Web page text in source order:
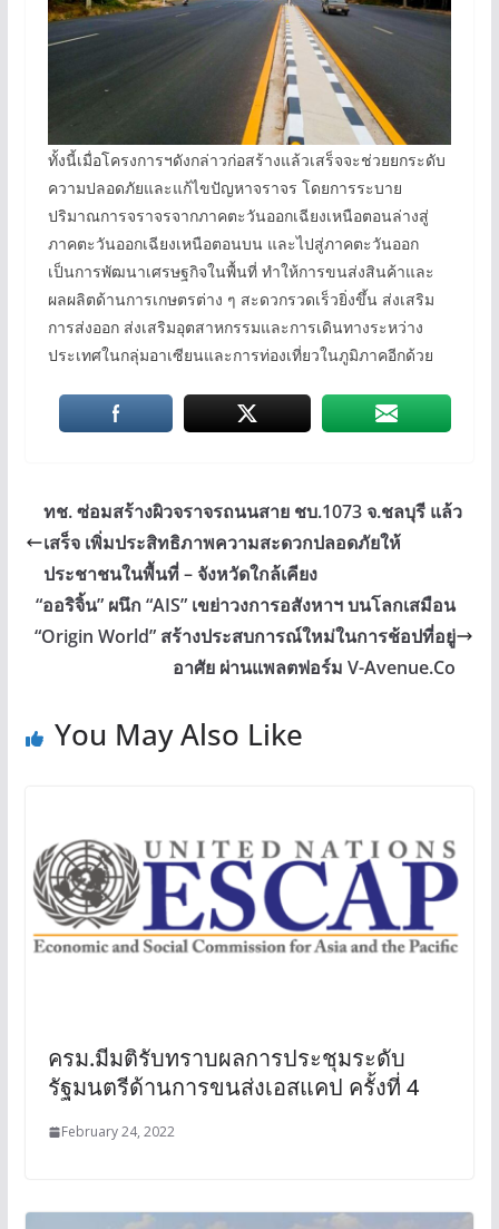
ทั้งนี้เมื่อโครงการฯดังกล่าวก่อสร้างแล้วเสร็จจะช่วยยกระดับ
ความปลอดภัยและแก้ไขปัญหาจราจร โดยการระบาย
ปริมาณการจราจรจากภาคตะวันออกเฉียงเหนือตอนล่างสู่
ภาคตะวันออกเฉียงเหนือตอนบน และไปสู่ภาคตะวันออก
เป็นการพัฒนาเศรษฐกิจในพื้นที่ ทำให้การขนส่งสินค้าและ
ผลผลิตด้านการเกษตรต่าง ๆ สะดวกรวดเร็วยิ่งขึ้น ส่งเสริม
การส่งออก ส่งเสริมอุตสาหกรรมและการเดินทางระหว่าง
ประเทศในกลุ่มอาเซียนและการท่องเที่ยวในภูมิภาคอีกด้วย
ทช. ซ่อมสร้างผิวจราจรถนนสาย ชบ.1073 จ.ชลบุรี แล้ว
เสร็จ เพิ่มประสิทธิภาพความสะดวกปลอดภัยให้
ประชาชนในพื้นที่ – จังหวัดใกล้เคียง
“ออริจิ้น” ผนึก “AIS” เขย่าวงการอสังหาฯ บนโลกเสมือน
“Origin World” สร้างประสบการณ์ใหม่ในการช้อปที่อยู่
อาศัย ผ่านแพลตฟอร์ม V-Avenue.Co
You May Also Like
ครม.มีมติรับทราบผลการประชุมระดับ
รัฐมนตรีด้านการขนส่งเอสแคป ครั้งที่ 4
February 24, 2022